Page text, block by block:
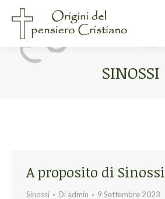
SINOSSI
A proposito di Sinossi
Sinossi Di admin 9 Settembre 2023